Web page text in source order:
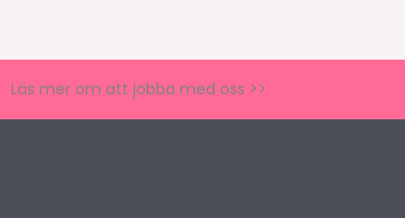
Läs mer om att jobba med oss >>